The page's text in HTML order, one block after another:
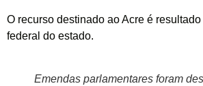
O recurso destinado ao Acre é
federal do estado.
Emendas parlamentares foram